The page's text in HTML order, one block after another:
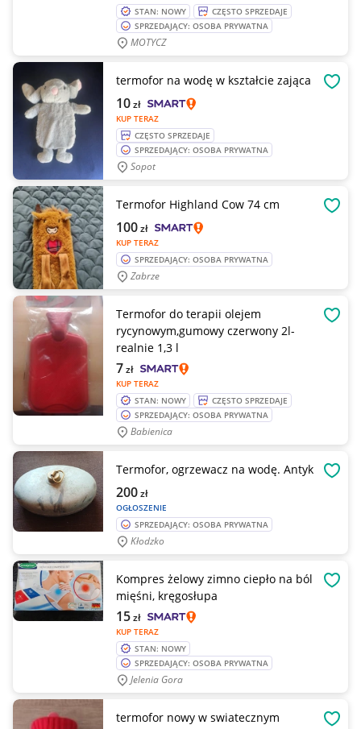
STAN: NOWY
CZĘSTO SPRZEDAJE
SPRZEDAJĄCY: OSOBA PRYWATNA
MOTYCZ
termofor na wodę w kształcie zająca
KUP TERAZ
10zł
CZĘSTO SPRZEDAJE
SPRZEDAJĄCY: OSOBA PRYWATNA
Sopot
Termofor Highland Cow 74 cm
KUP TERAZ
100zł
SPRZEDAJĄCY: OSOBA PRYWATNA
Zabrze
Termofor do terapii olejem
rycynowym,gumowy czerwony 2l-
realnie 1,3 l
KUP TERAZ
7zł
STAN: NOWY
CZĘSTO SPRZEDAJE
SPRZEDAJĄCY: OSOBA PRYWATNA
Babienica
Termofor, ogrzewacz na wodę. Antyk
OGŁOSZENIE
200zł
SPRZEDAJĄCY: OSOBA PRYWATNA
Kłodzko
Kompres żelowy zimno ciepło na ból
mięśni, kręgosłupa
KUP TERAZ
15zł
STAN: NOWY
SPRZEDAJĄCY: OSOBA PRYWATNA
Jelenia Gora
termofor nowy w swiatecznym